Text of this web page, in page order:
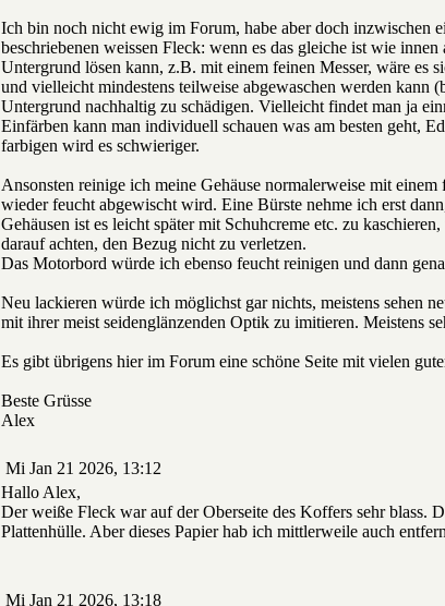
Ich bin noch nicht ewig im Forum, habe aber doch inzwischen
beschriebenen weissen Fleck: wenn es das gleiche ist wie
Untergrund lösen kann, z.B. mit einem feinen Messer, wäre es
und vielleicht mindestens teilweise abgewaschen werden kann
Untergrund nachhaltig zu schädigen. Vielleicht findet man ja
Einfärben kann man individuell schauen was am besten geht,
farbigen wird es schwieriger.
Ansonsten reinige ich meine Gehäuse normalerweise mit
wieder feucht abgewischt wird. Eine Bürste nehme ich erst
Gehäusen ist es leicht später mit Schuhcreme etc. zu
darauf achten, den Bezug nicht zu verletzen.
Das Motorbord würde ich ebenso feucht reinigen und dann
Neu lackieren würde ich möglichst gar nichts, meistens sehen
mit ihrer meist seidenglänzenden Optik zu imitieren. Meistens
Es gibt übrigens hier im Forum eine schöne Seite mit vielen
Beste Grüsse
Alex
Mi Jan 21 2026, 13:12
Hallo Alex,
Der weiße Fleck war auf der Oberseite des Koffers sehr blass.
Plattenhülle. Aber dieses Papier hab ich mittlerweile auch
Mi Jan 21 2026, 13:18